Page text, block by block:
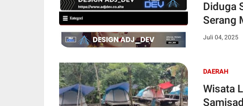
Diduga
Serang
Juli 04, 2025
DAERAH
Wisata